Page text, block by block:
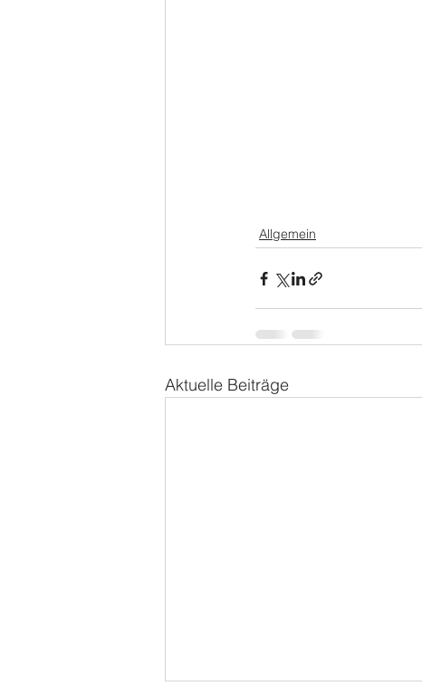
Allgemein
Aktuelle Beiträge